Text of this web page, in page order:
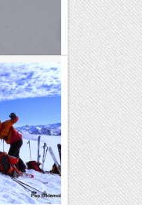
neu. Sortim
de